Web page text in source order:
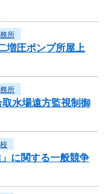
所
増圧ポンプ所屋上
所
取水場遠方監視制御
に関する一般競争